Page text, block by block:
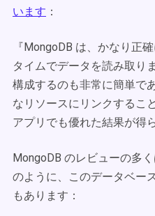
います ：
『MongoDB は、かなり正
タイムでデータを読み取り
構成するのも非常に簡単で
なリソースにリンクするこ
アプリでも優れた結果が得
MongoDB のレビューの多
のように、このデータベー
もあります：